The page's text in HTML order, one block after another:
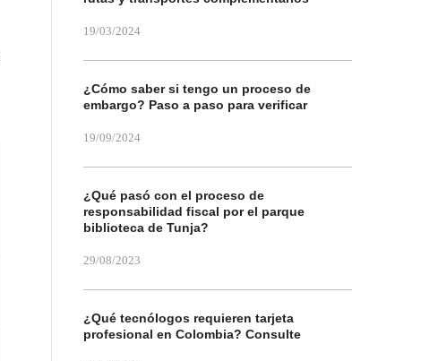
19/03/2024
¿Cómo saber si tengo un proceso de
embargo? Paso a paso para verificar
19/09/2024
¿Qué pasó con el proceso de
responsabilidad fiscal por el parque
biblioteca de Tunja?
29/08/2023
¿Qué tecnólogos requieren tarjeta
profesional en Colombia? Consulte